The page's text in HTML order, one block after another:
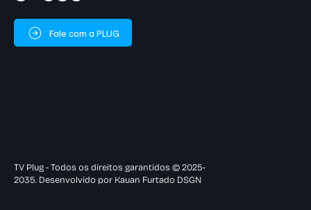
Fale com a PLUG
TV Plug - Todos os direitos garantidos © 2025-
2035. Desenvolvido por Kauan Furtado DSGN